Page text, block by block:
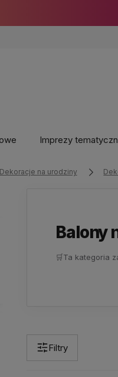
Imprezy
Dekoracje na urodziny
Balony
🛒Ta kategoria
Filtry